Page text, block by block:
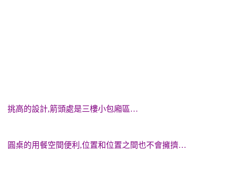
挑高的設計,箭頭處是三樓小包廂區…
圓桌的用餐空間便利,位置和位置之間也不會擁擠…